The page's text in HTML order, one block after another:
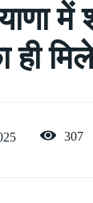
में
307